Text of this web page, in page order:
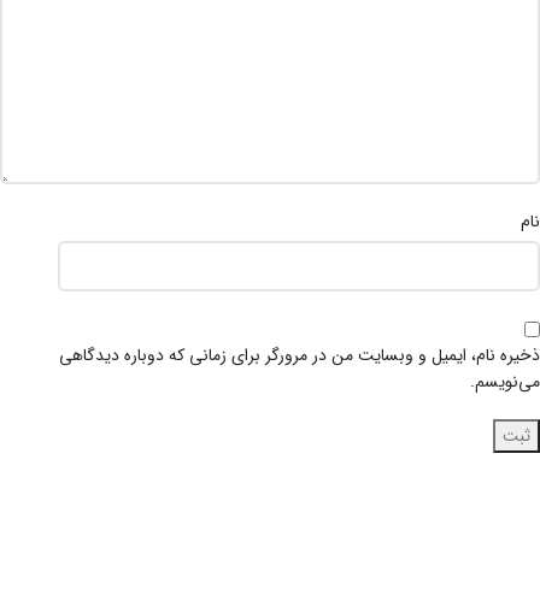
نام
ذخیره نام، ایمیل و وبسایت من در مرورگر برای زمانی که دوباره دیدگاهی
می‌نویسم.